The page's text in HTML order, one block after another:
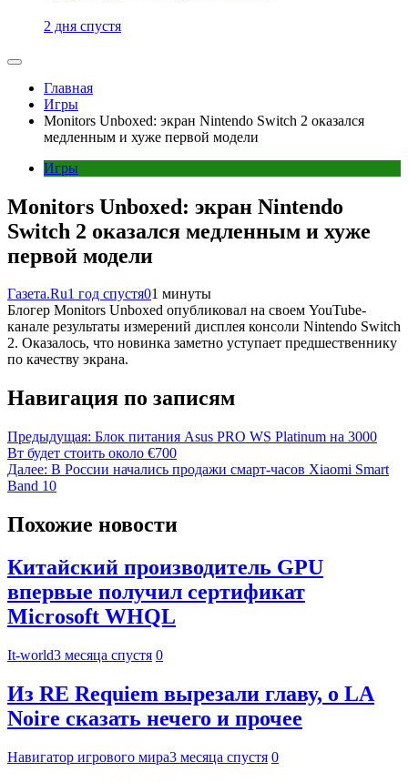
2 дня спустя
Главная
Игры
Monitors Unboxed: экран Nintendo Switch 2 оказался
медленным и хуже первой модели
Игры
Monitors Unboxed: экран Nintendo
Switch 2 оказался медленным и хуже
первой модели
Газета.Ru1 год спустя01 минуты
Блогер Monitors Unboxed опубликовал на своем YouTube-
канале результаты измерений дисплея консоли Nintendo Switch
2. Оказалось, что новинка заметно уступает предшественнику
по качеству экрана.
Навигация по записям
Предыдущая: Блок питания Asus PRO WS Platinum на 3000
Вт будет стоить около €700
Далее: В России начались продажи смарт-часов Xiaomi Smart
Band 10
Похожие новости
Китайский производитель GPU
впервые получил сертификат
Microsoft WHQL
It-world3 месяца спустя 0
Из RE Requiem вырезали главу, о LA
Noire сказать нечего и прочее
Навигатор игрового мира3 месяца спустя 0